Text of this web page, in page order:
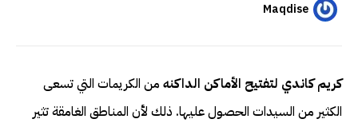
Maqdise
كريم كاندي لتفتيح الأماكن الداكنه من الكريمات التي تسعى
الكثير من السيدات الحصول عليها. ذلك لأن المناطق الغامقة تثير